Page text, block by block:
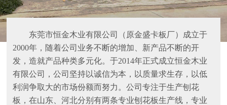
东莞市恒金木业有限公司（原金盛卡板厂）成立于
2000年，随着公司业务不断的增加、新产品不断的开
发，造就产品种类多元化。于2014年正式成立恒金木业
有限公司，公司坚持以诚信为本，以质量求生存，以低
利润争取大的市场份额而努力。公司专注于生产刨花
板，在山东、河北分别有两条专业刨花板生产线，专业